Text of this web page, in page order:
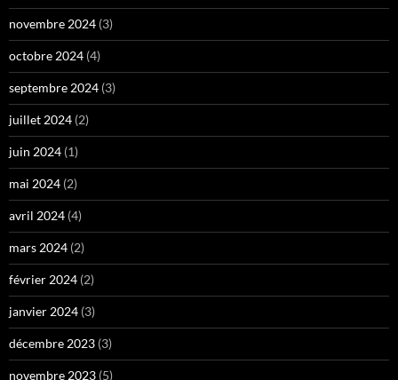
novembre 2024 (3)
octobre 2024 (4)
septembre 2024 (3)
juillet 2024 (2)
juin 2024 (1)
mai 2024 (2)
avril 2024 (4)
mars 2024 (2)
février 2024 (2)
janvier 2024 (3)
décembre 2023 (3)
novembre 2023 (5)